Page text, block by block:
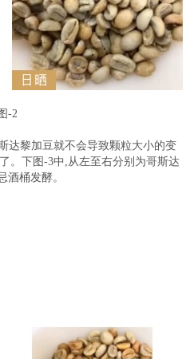
-2
黎加豆就不会导致颗粒大小的变
。下图-3中,从左至右分别为哥斯达
酒桶发酵。